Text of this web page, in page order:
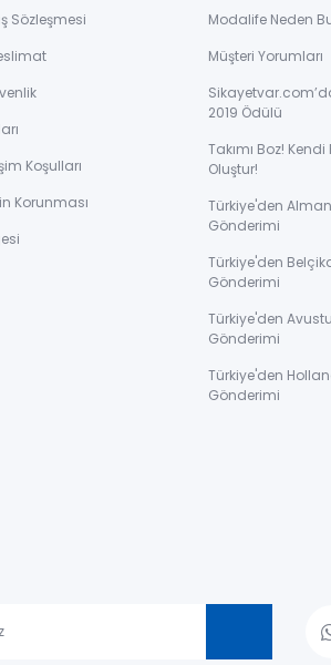
Sözleşmesi
Koşulları
Korunması
Modalife Neden
Müşteri Yorumları
2019 Ödülü
Takımı Boz!
Oluştur!
Türkiye'den
Gönderimi
Türkiye'den
Gönderimi
Türkiye'den
Gönderimi
Türkiye'den
Gönderimi